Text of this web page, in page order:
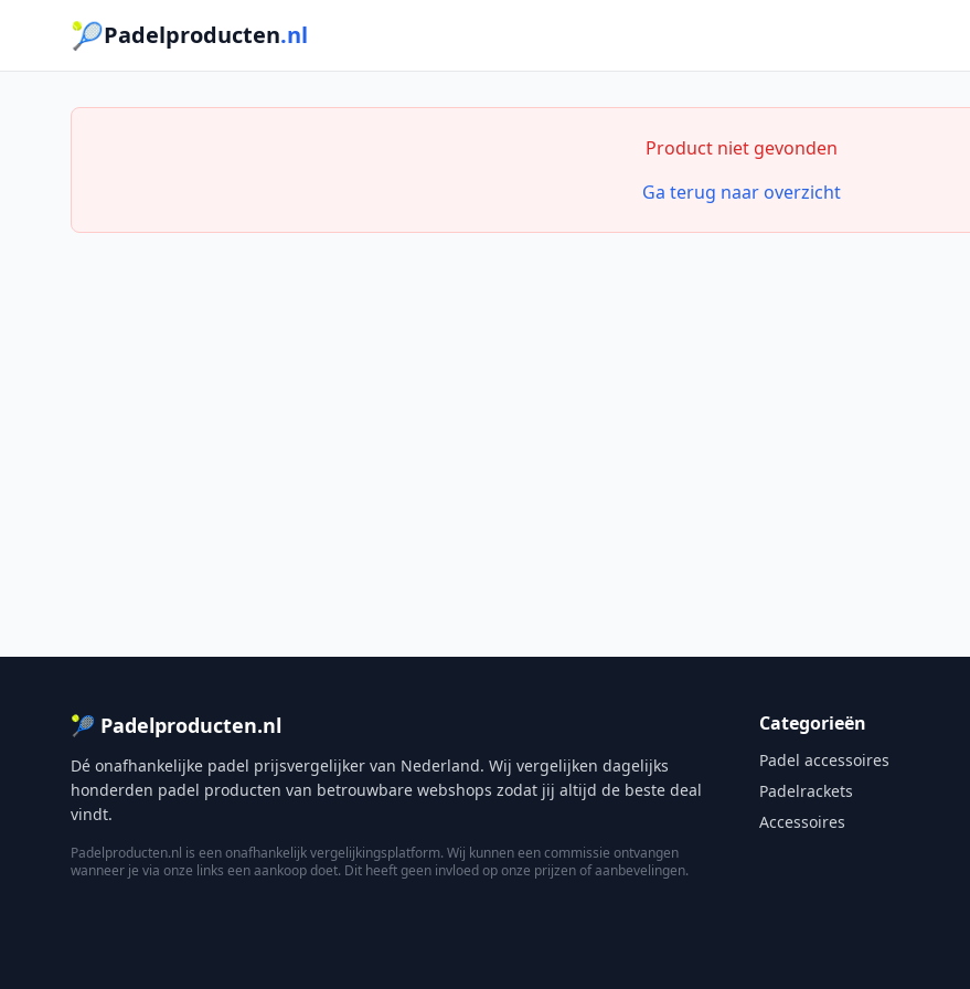
🎾Padelproducten.nl
Product niet gevonden
Ga terug naar overzicht
🎾 Padelproducten.nl
Dé onafhankelijke padel prijsvergelijker van Nederland. Wij vergelijken dagelijks
honderden padel producten van betrouwbare webshops zodat jij altijd de beste deal
vindt.
Padelproducten.nl is een onafhankelijk vergelijkingsplatform. Wij kunnen een commissie ontvangen
wanneer je via onze links een aankoop doet. Dit heeft geen invloed op onze prijzen of aanbevelingen.
Categorieën
Padel accessoires
Padelrackets
Accessoires